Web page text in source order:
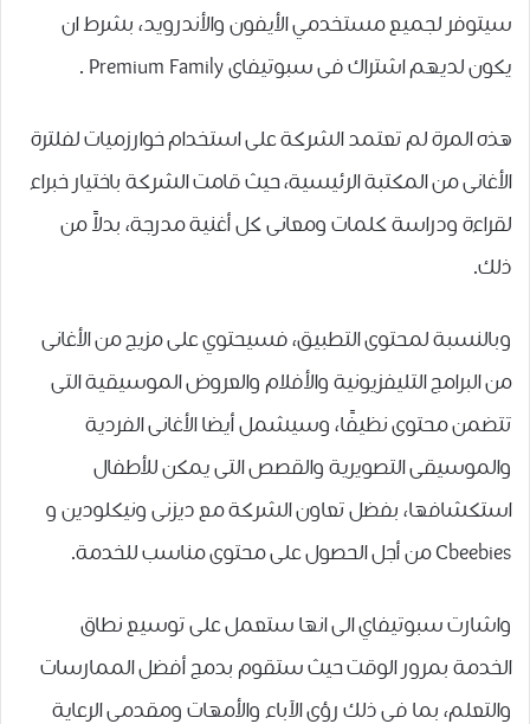
سيتوفر لجميع مستخدمي ﺍﻷﻳﻔﻮﻥ ﻭﺍﻷﻧﺪﺭﻭﻳﺪ، بشرط ان
يكون ﻟﺪﻳﻬﻢ ﺍﺷﺘﺮﺍﻙ ﻓﻰ ﺳﺒﻮﺗﻴﻔﺎﻯ Premium Family .
هذه المرة لم تعتمد ﺍﻟﺸﺮﻛﺔ على ﺍﺳﺘﺨﺪﺍﻡ ﺧﻮﺍﺭﺯميات ﻟﻔﻠﺘﺮﺓ
ﺍﻷﻏﺎﻧﻰ ﻣﻦ ﺍﻟﻤﻜﺘﺒﺔ ﺍﻟﺮﺋﻴﺴﻴﺔ، حيث قامت الشركة باختيار خبراء
لقراءة ﻭﺩﺭﺍﺳﺔ ﻛﻠﻤﺎﺕ ﻭﻣﻌﺎﻧﻰ ﻛﻞ ﺃﻏﻨﻴﺔ ﻣﺪﺭﺟﺔ، ﺑﺪﻻً من
ذلك.
وبالنسبة لمحتوى التطبيق، فسيحتوي على ﻣﺰﻳﺞ ﻣﻦ ﺍﻷﻏﺎﻧﻰ
ﻣﻦ ﺍﻟﺒﺮﺍﻣﺞ ﺍﻟﺘﻠﻴﻔﺰﻳﻮﻧﻴﺔ ﻭﺍﻷﻓﻼﻡ ﻭﺍﻟﻌﺮﻭﺽ ﺍﻟﻤﻮﺳﻴﻘﻴﺔ ﺍﻟﺘﻰ
ﺗﺘﻀﻤﻦ ﻣﺤﺘﻮﻯ ﻧﻈﻴﻔًﺎ، ﻭﺳﻴﺸﻤﻞ ﺃﻳﻀﺎ ﺍﻷﻏﺎﻧﻰ ﺍﻟﻔﺮﺩﻳﺔ
ﻭﺍﻟﻤﻮﺳﻴﻘﻰ ﺍﻟﺘﺼﻮﻳﺮﻳﺔ ﻭﺍﻟﻘﺼﺺ ﺍﻟﺘﻰ ﻳﻤﻜﻦ ﻟﻸﻃﻔﺎﻝ
ﺍﺳﺘﻜﺸﺎﻓﻬﺎ، ﺑﻔﻀﻞ ﺗﻌﺎﻭﻥ ﺍﻟﺸﺮﻛﺔ ﻣﻊ ﺩﻳﺰﻧﻰ ﻭﻧﻴﻜﻠﻮﺩﻳﻦ ﻭ
Cbeebies ﻣﻦ ﺃﺟﻞ ﺍﻟﺤﺼﻮﻝ ﻋﻠﻰ ﻣﺤﺘﻮﻯ ﻣﻨﺎﺳﺐ ﻟﻠﺨﺪﻣﺔ.
واشارت سبوتيفاي الى انها ستعمل على توسيع نطاق
الخدمة بمرور الوقت ﺣﻴﺚ ستقوم بدﻣﺞ ﺃﻓﻀﻞ ﺍﻟﻤﻤﺎﺭﺳﺎﺕ
ﻭﺍﻟﺘﻌﻠﻢ، ﺑﻤﺎ ﻓﻰ ﺫﻟﻚ ﺭﺅﻯ ﺍﻵﺑﺎﺀ ﻭﺍﻷﻣﻬﺎﺕ ﻭﻣﻘﺪﻣﻰ ﺍﻟﺮﻋﺎﻳﺔ